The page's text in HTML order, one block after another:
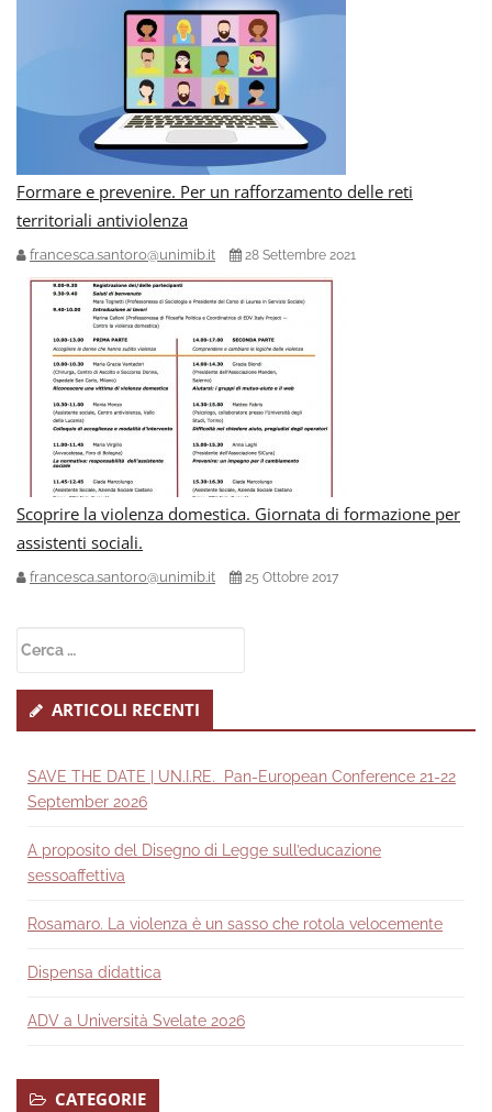
Formare e prevenire. Per un rafforzamento delle reti
territoriali antiviolenza
francesca.santoro@unimib.it 28 Settembre 2021
Scoprire la violenza domestica. Giornata di formazione per
assistenti sociali.
francesca.santoro@unimib.it 25 Ottobre 2017
Sidebar
ARTICOLI RECENTI
SAVE THE DATE | UN.I.RE. Pan-European Conference 21-22
September 2026
A proposito del Disegno di Legge sull’educazione
sessoaffettiva
Rosamaro. La violenza è un sasso che rotola velocemente
Dispensa didattica
ADV a Università Svelate 2026
CATEGORIE